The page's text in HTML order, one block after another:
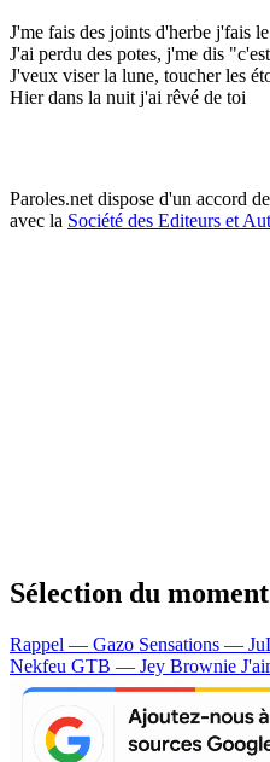
J'me fais des joints d'herbe j'fais
J'ai perdu des potes, j'me dis
J'veux viser la lune, toucher les
Hier dans la nuit j'ai rêvé de toi
Paroles.net dispose d'un accord
avec la Société des Editeurs et
Sélection du moment
Rappel — Gazo Sensations —
Nekfeu GTB — Jey Brownie